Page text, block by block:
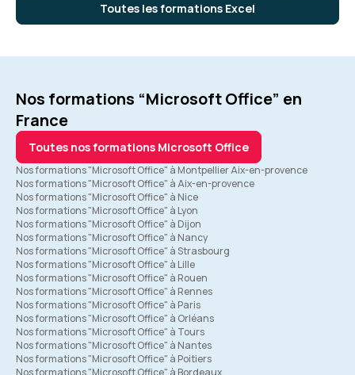
Toutes les formations Excel
Nos formations “Microsoft Office” en
France
Toutes nos formations Microsoft Office
Nos formations "Microsoft Office" à Montpellier Aix-en-provence
Nos formations "Microsoft Office" à Aix-en-provence
Nos formations "Microsoft Office" à Nice
Nos formations "Microsoft Office" à Lyon
Nos formations "Microsoft Office" à Dijon
Nos formations "Microsoft Office" à Nancy
Nos formations "Microsoft Office" à Strasbourg
Nos formations "Microsoft Office" à Lille
Nos formations "Microsoft Office" à Rouen
Nos formations "Microsoft Office" à Rennes
Nos formations "Microsoft Office" à Paris
Nos formations "Microsoft Office" à Orléans
Nos formations "Microsoft Office" à Tours
Nos formations "Microsoft Office" à Nantes
Nos formations "Microsoft Office" à Poitiers
Nos formations "Microsoft Office" à Bordeaux